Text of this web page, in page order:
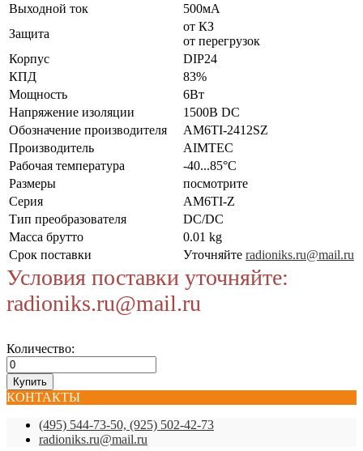
Выходной ток
500мА
Защита
от КЗ
от перегрузок
Корпус
DIP24
КПД
83%
Мощность
6Вт
Напряжение изоляции
1500В DC
Обозначение производителя
AM6TI-2412SZ
Производитель
AIMTEC
Рабочая температура
-40...85°C
Размеры
посмотрите
Серия
AM6TI-Z
Тип преобразователя
DC/DC
Масса брутто
0.01 kg
Срок поставки
Уточняйте radioniks.ru@mail.ru
Условия поставки уточняйте:
radioniks.ru@mail.ru
Количество:
КОНТАКТЫ
(495) 544-73-50, (925) 502-42-73
radioniks.ru@mail.ru